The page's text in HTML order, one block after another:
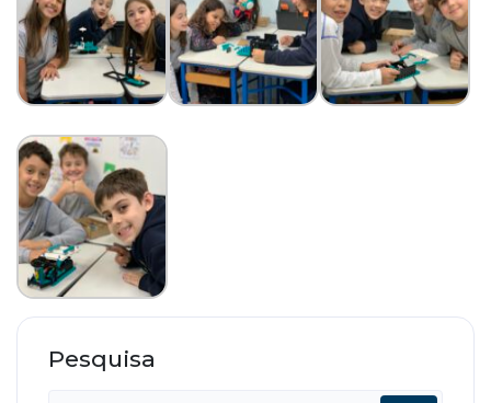
Pesquisa